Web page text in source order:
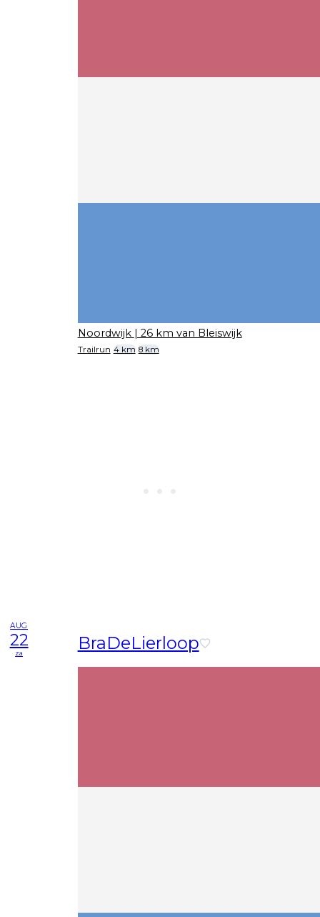
Noordwijk | 26 km van Bleiswijk
Trailrun 4 km 8 km
AUG
22
za BraDeLierloop